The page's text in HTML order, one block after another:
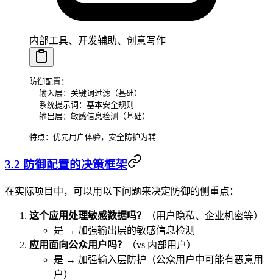
内部工具、开发辅助、创意写作
防御配置：
  输入层：关键词过滤（基础）
  系统提示词：基本安全规则
  输出层：敏感信息检测（基础）
特点：优先用户体验，安全防护为辅
3.2 防御配置的决策框架
在实际项目中，可以用以下问题来决定防御的侧重点：
这个应用处理敏感数据吗？
（用户隐私、企业机密等）
是 → 加强输出层的敏感信息检测
应用面向公众用户吗？
（vs 内部用户）
是 → 加强输入层防护（公众用户中可能有恶意用
户）